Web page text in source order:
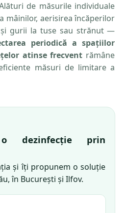
de măsurile individuale
mâinilor, aerisirea încăperilor
gurii la tuse sau strănut —
periodică a spațiilor
atinse frecvent rămâne
măsuri de limitare a
o dezinfecție prin
și îți propunem o soluție
în București și Ilfov.